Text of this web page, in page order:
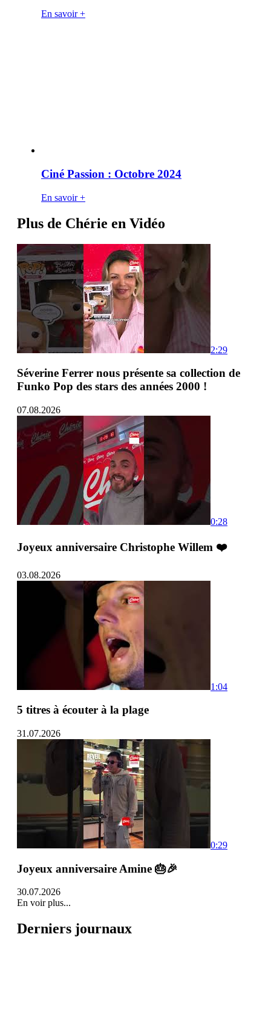
En savoir +
Ciné Passion : Octobre 2024
En savoir +
Plus de Chérie en Vidéo
2:29
Séverine Ferrer nous présente sa collection de
Funko Pop des stars des années 2000 !
07.08.2026
0:28
Joyeux anniversaire Christophe Willem ❤️
03.08.2026
1:04
5 titres à écouter à la plage
31.07.2026
0:29
Joyeux anniversaire Amine 🎂🎉
30.07.2026
En voir plus...
Derniers journaux